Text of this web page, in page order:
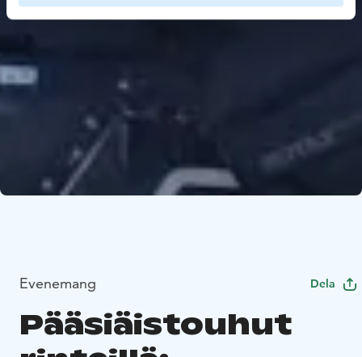
Evenemang Dela
Pääsiäistouhut